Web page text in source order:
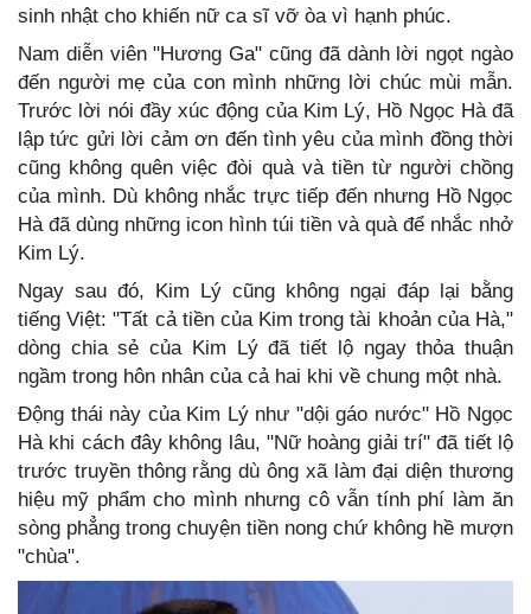
sinh nhật cho khiến nữ ca sĩ vỡ òa vì hạnh phúc.
Nam diễn viên "Hương Ga" cũng đã dành lời ngọt ngào
đến người mẹ của con mình những lời chúc mùi mẫn.
Trước lời nói đầy xúc động của Kim Lý, Hồ Ngọc Hà đã
lập tức gửi lời cảm ơn đến tình yêu của mình đồng thời
cũng không quên việc đòi quà và tiền từ người chồng
của mình. Dù không nhắc trực tiếp đến nhưng Hồ Ngọc
Hà đã dùng những icon hình túi tiền và quà để nhắc nhở
Kim Lý.
Ngay sau đó, Kim Lý cũng không ngại đáp lại bằng
tiếng Việt: "Tất cả tiền của Kim trong tài khoản của Hà,"
dòng chia sẻ của Kim Lý đã tiết lộ ngay thỏa thuận
ngầm trong hôn nhân của cả hai khi về chung một nhà.
Động thái này của Kim Lý như "dội gáo nước" Hồ Ngọc
Hà khi cách đây không lâu, "Nữ hoàng giải trí" đã tiết lộ
trước truyền thông rằng dù ông xã làm đại diện thương
hiệu mỹ phẩm cho mình nhưng cô vẫn tính phí làm ăn
sòng phẳng trong chuyện tiền nong chứ không hề mượn
"chùa".